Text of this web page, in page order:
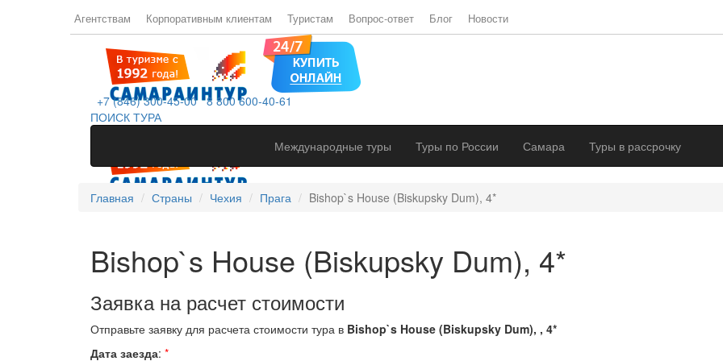
Агентствам Корпоративным клиентам Туристам Вопрос-ответ Блог Новости
+7 (846) 300-45-00 8 800 600-40-61
ПОИСК ТУРА
Международные туры
Туры по России Самара Туры в рассрочку
Главная Страны Чехия Прага Bishop`s House (Biskupsky Dum), 4*
Bishop`s House (Biskupsky Dum), 4*
Заявка на расчет стоимости
Отправьте заявку для расчета стоимости тура в Bishop`s House (Biskupsky Dum), , 4*
Дата заезда: *